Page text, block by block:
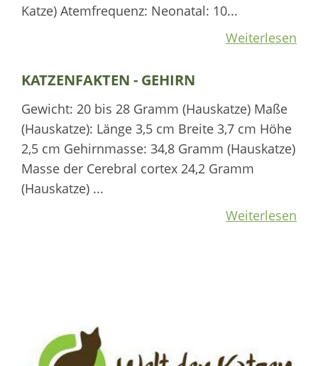
Katze) Atemfrequenz: Neonatal: 10...
Weiterlesen
KATZENFAKTEN - GEHIRN
Gewicht: 20 bis 28 Gramm (Hauskatze) Maße
(Hauskatze): Länge 3,5 cm Breite 3,7 cm Höhe
2,5 cm Gehirnmasse: 34,8 Gramm (Hauskatze)
Masse der Cerebral cortex 24,2 Gramm
(Hauskatze) ...
Weiterlesen